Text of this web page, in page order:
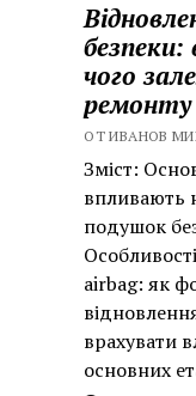
безпеки:
чого
ОТ ИВАНОВ
Зміст:
впливають
подушок
airbag: як
врахувати
основних